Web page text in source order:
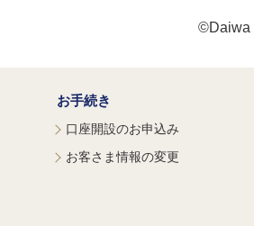
©Daiwa
お手続き
口座開設のお申込み
お客さま情報の変更